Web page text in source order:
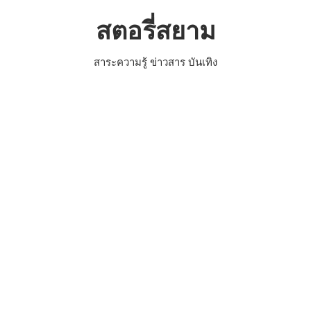
สตอรี่สยาม
สาระความรู้ ข่าวสาร บันเทิง